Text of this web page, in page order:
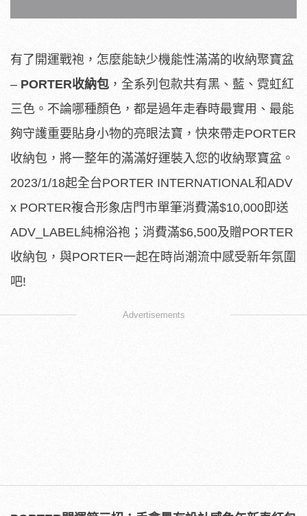
有了開運戰袍，怎麼能缺少機能性滿滿的收納聚寶盆
– PORTER收納包 ，全系列包款共有黑、藍、霓虹紅
三色。不論哪種顏色，都是過年走春時最實用、最能
夠守護重要貼身小物的亮眼法寶，快來帶走PORTER
收納包，將一整年的滿滿好運裝入您的收納聚寶盆。
2023/1/18起全台PORTER INTERNATIONAL和ADV
x PORTER複合形象店門市單筆消費滿$10,000即送
ADV_LABEL純棉浴袍；消費滿$6,500及贈PORTER
收納包，與PORTER一起在時尚潮流中感受新年氛圍
吧!
Advertisements